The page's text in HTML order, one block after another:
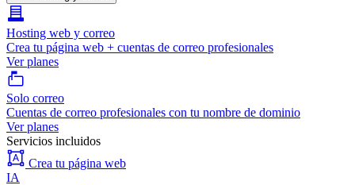
Hosting web y correo
Crea tu página web + cuentas de correo profesionales
Ver planes
Solo correo
Cuentas de correo profesionales con tu nombre de dominio
Ver planes
Servicios incluidos
Crea tu página web
IA